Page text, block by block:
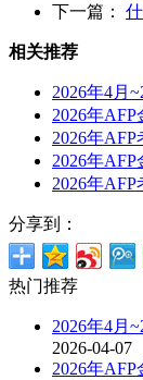
下一篇：
相关推荐
2026年4月
2026年
2026年AFP
2026年
2026年
分享到：
热门推荐
2026年4月
2026-04-07
2026年